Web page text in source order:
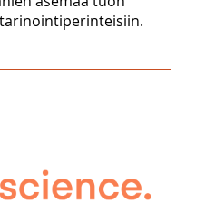
tarinointiperinteisiin.